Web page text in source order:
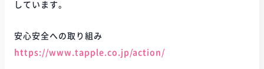
しています。
安心安全への取り組み
https://www.tapple.co.jp/action/